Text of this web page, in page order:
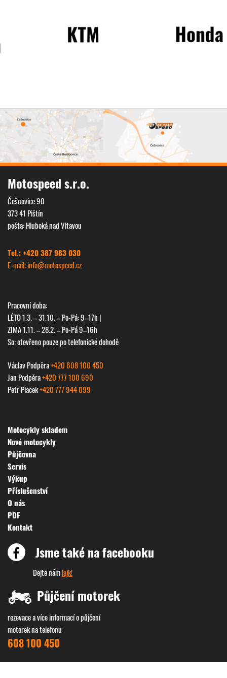
Motospeed s.r.o.
Češnovice 90
373 41 Pištín
pošta: Hluboká nad Vltavou
Tel.: +420 387 983 030
E-mail: info@motospeed.cz
Pracovní doba:
LÉTO 1.3. – 31.10. – Po-Pá: 9–17h |
ZIMA 1.11. – 28.2. – Po-Pá 9–16h
So: otevřeno pouze po telefonické dohodě
Václav Podpěra+420 608 100 450
Jan Podpěra+420 777 100 690
Petr Placek+420 777 944 099
Motocykly skladem
Nové motocykly
Půjčovna
Servis
Výkup
Příslušenství
O nás
PDF
Kontakt
Jsme také na facebooku
Dejte námlajk!
Půjčení motorek
rezevace a více informací o půjčení
motorek na telefonu
608 100 450